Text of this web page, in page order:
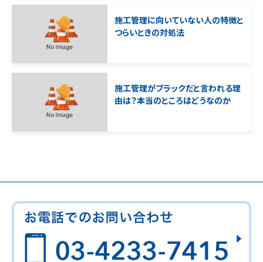
施工管理に向いていない人の特徴と
つらいときの対処法
施工管理がブラックだと言われる理
由は？本当のところはどうなのか